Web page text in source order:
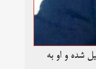
شده و او به